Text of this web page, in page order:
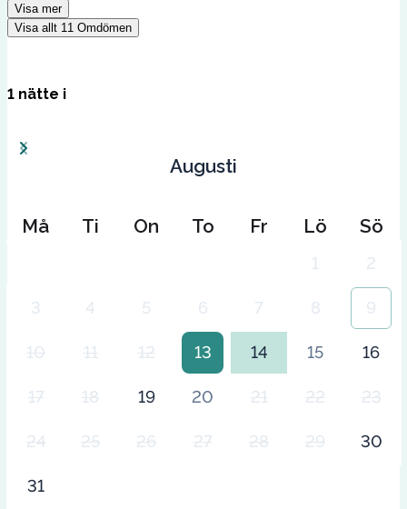
Visa mer
Visa allt 11 Omdömen
1 nätte i
Augusti
Må Ti On To Fr Lö Sö
1 2
3 4 5 6 7 8 9
10 11 12 13 14 15 16
17 18 19 20 21 22 23
24 25 26 27 28 29 30
31